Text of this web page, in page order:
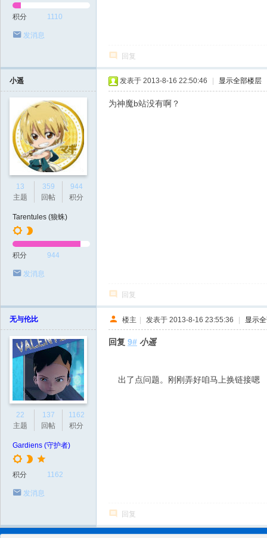
积分 1110
发消息
回复
小遥
13
主题
359
回帖
944
积分
Tarentules (狼蛛)
积分 944
发消息
发表于 2013-8-16 22:50:46 显示全部楼层
为神魔b站没有啊？
回复
无与伦比
22
主题
137
回帖
1162
积分
Gardiens (守护者)
积分 1162
发消息
楼主 | 发表于 2013-8-16 23:55:36 | 显示
回复 9# 小遥
出了点问题。刚刚弄好咱马上换链接嗯
回复